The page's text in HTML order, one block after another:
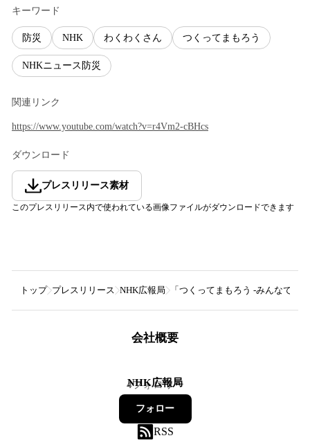
キーワード
防災 NHK わくわくさん つくってまもろう
NHKニュース防災
関連リンク
https://www.youtube.com/watch?v=r4Vm2-cBHcs
ダウンロード
プレスリリース素材
このプレスリリース内で使われている画像ファイルがダウンロードできます
トップ プレスリリース NHK広報局 「つくってまもろう -みんなで集
会社概要
NHK広報局
4フォロワー
フォロー
RSS